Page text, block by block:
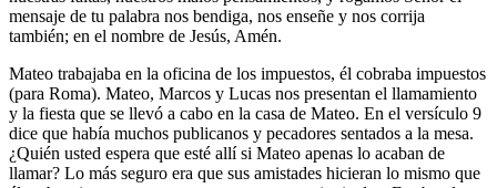
mensaje de tu palabra nos bendiga, nos enseñe y nos corrija
también; en el nombre de Jesús, Amén.
Mateo trabajaba en la oficina de los impuestos, él cobraba impuestos
(para Roma). Mateo, Marcos y Lucas nos presentan el llamamiento
y la fiesta que se llevó a cabo en la casa de Mateo. En el versículo 9
dice que había muchos publicanos y pecadores sentados a la mesa.
¿Quién usted espera que esté allí si Mateo apenas lo acaban de
llamar? Lo más seguro era que sus amistades hicieran lo mismo que